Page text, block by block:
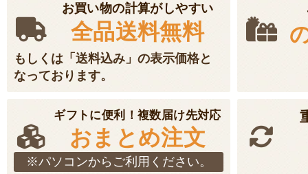
お買い物の計算がしやすい
全品送料無料
もしくは「送料込み」の表示価格と
なっております。
ギフトに便利！複数届け先対応
おまとめ注文
※パソコンからご利用ください。